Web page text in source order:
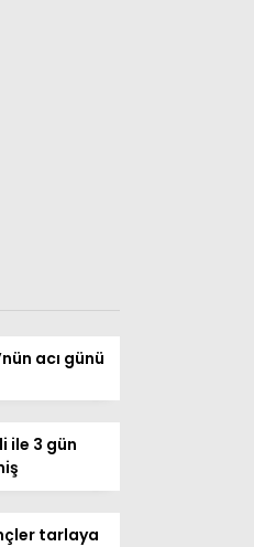
acı günü
ile 3 gün
tarlaya